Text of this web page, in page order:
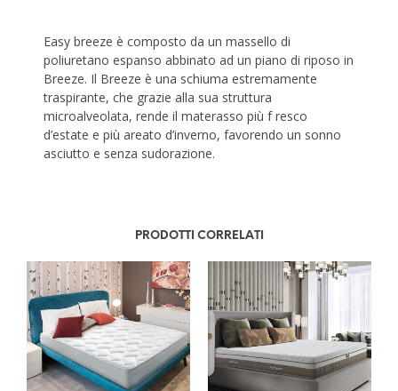
Easy breeze è composto da un massello di
poliuretano espanso abbinato ad un piano di riposo in
Breeze. Il Breeze è una schiuma estremamente
traspirante, che grazie alla sua struttura
microalveolata, rende il materasso più f resco
d’estate e più areato d’inverno, favorendo un sonno
asciutto e senza sudorazione.
PRODOTTI CORRELATI